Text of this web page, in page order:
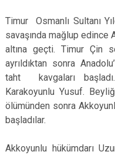
Timur Osmanlı Sultanı
savaşında mağlup edince
altına geçti. Timur Çin
ayrıldıktan sonra
taht kavgaları
Karakoyunlu Yusuf.
ölümünden sonra
başladılar.
Akkoyunlu hükümdarı